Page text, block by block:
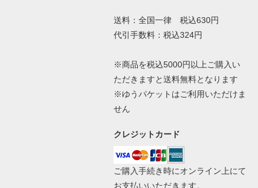
送料：全国一律 税込630円
代引手数料：税込324円
※商品を税込5000円以上ご購入い
ただきますと送料無料となります
※ゆうパケットはご利用いただけま
せん
クレジットカード
ご購入手続き時にオンライン上にて
お支払いいただきます。